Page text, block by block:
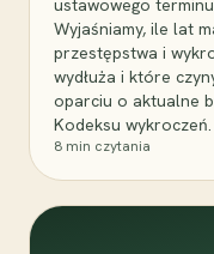
ustawowego
Wyjaśniamy, ile lat
przestępstwa i
wydłuża i które
oparciu o aktualne
Kodeksu wykroczeń.
8 min czytania